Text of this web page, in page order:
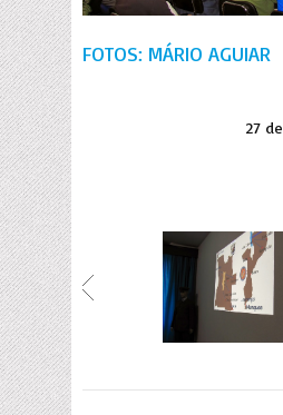
FOTOS: MÁRIO AGUIAR
27